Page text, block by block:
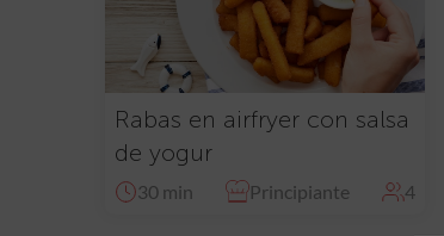
Rabas en airfryer con salsa
de yogur
30 min Principiante 4